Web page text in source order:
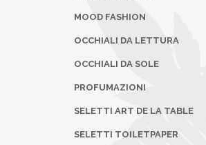
MOOD FASHION
OCCHIALI DA LETTURA
OCCHIALI DA SOLE
PROFUMAZIONI
SELETTI ART DE LA TABLE
SELETTI TOILETPAPER